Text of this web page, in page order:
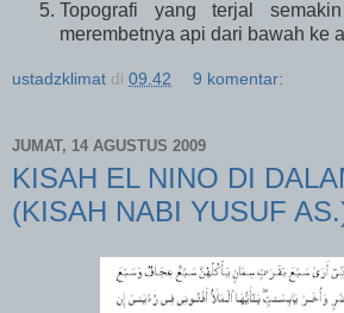
Topografi yang terjal
merembetnya api dari bawah ke
ustadzklimat di 09.42 9 komentar:
JUMAT, 14 AGUSTUS 2009
KISAH EL NINO DI
(KISAH NABI YUSUF